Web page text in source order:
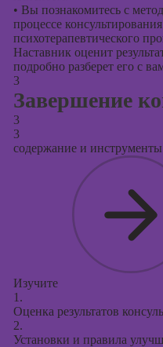
• Вы познакомитесь с
процессе
психотерапевтического
Наставник оценит
подробно разберет его с
3
Завершение
3
3
содержание и инструменты
Изучите
1.
Оценка результатов
2.
Установки и правила